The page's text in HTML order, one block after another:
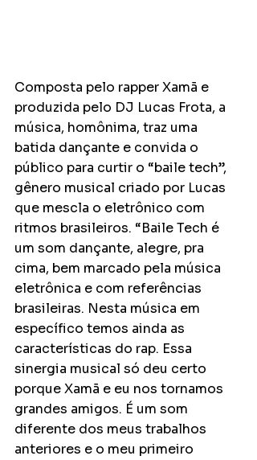
Composta pelo rapper Xamã e
produzida pelo DJ Lucas Frota, a
música, homônima, traz uma
batida dançante e convida o
público para curtir o “baile tech”,
gênero musical criado por Lucas
que mescla o eletrônico com
ritmos brasileiros. “Baile Tech é
um som dançante, alegre, pra
cima, bem marcado pela música
eletrônica e com referências
brasileiras. Nesta música em
específico temos ainda as
características do rap. Essa
sinergia musical só deu certo
porque Xamã e eu nos tornamos
grandes amigos. É um som
diferente dos meus trabalhos
anteriores e o meu primeiro